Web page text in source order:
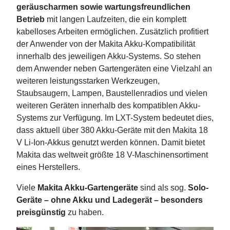
geräuscharmen sowie wartungsfreundlichen
Betrieb mit langen Laufzeiten, die ein komplett
kabelloses Arbeiten ermöglichen. Zusätzlich profitiert
der Anwender von der Makita Akku-Kompatibilität
innerhalb des jeweiligen Akku-Systems. So stehen
dem Anwender neben Gartengeräten eine Vielzahl an
weiteren leistungsstarken Werkzeugen,
Staubsaugern, Lampen, Baustellenradios und vielen
weiteren Geräten innerhalb des kompatiblen Akku-
Systems zur Verfügung. Im LXT-System bedeutet dies,
dass aktuell über 380 Akku-Geräte mit den Makita 18
V Li-Ion-Akkus genutzt werden können. Damit bietet
Makita das weltweit größte 18 V-Maschinensortiment
eines Herstellers.
Viele Makita Akku-Gartengeräte sind als sog. Solo-
Geräte – ohne Akku und Ladegerät – besonders
preisgünstig zu haben.